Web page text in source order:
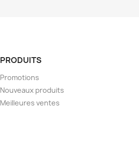
PRODUITS
Promotions
Nouveaux produits
Meilleures ventes